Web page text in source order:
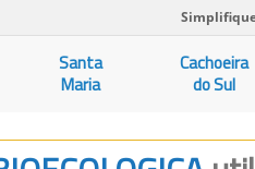
Santa
Maria
Cachoeira
do Sul